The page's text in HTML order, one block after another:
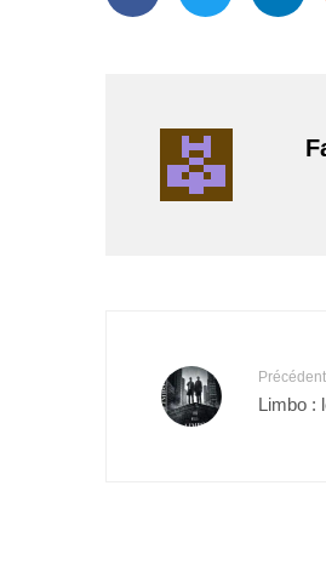
Précédent
Limbo :